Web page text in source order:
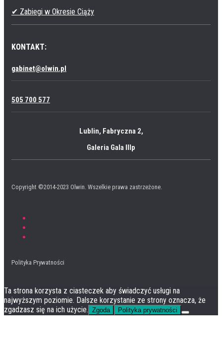
✔ Zabiegi w Okresie Ciąży
KONTAKT:
gabinet@olwin.pl
505 700 577
Lublin, Fabryczna 2,
Galeria Gala IIIp
Copyright ©2014-2023 Olwin. Wszelkie prawa zastrzeżone.
Polityka Prywatności
Ta strona korzysta z ciasteczek aby świadczyć usługi na
najwyższym poziomie. Dalsze korzystanie ze strony oznacza, że
zgadzasz się na ich użycie. Zgoda Polityka prywatności